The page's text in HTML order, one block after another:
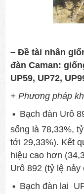
– Đề tài nhân
đàn Caman:
UP59, UP72,
+ Phương pháp
Bạch đàn Urô
sống là 78,33%,
tới 29,33%). Kết
hiệu cao hơn
Urô 892 (tỷ lệ
Bạch đàn lai